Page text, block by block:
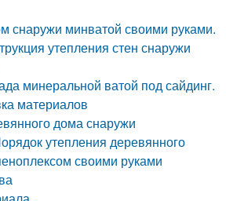
снаружи минватой своими руками.
утепления стен снаружи
минеральной ватой под сайдинг.
материалов
дома снаружи
утепления деревянного
своими руками